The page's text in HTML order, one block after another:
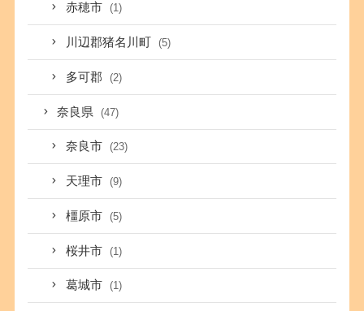
赤穂市 (1)
川辺郡猪名川町 (5)
多可郡 (2)
奈良県 (47)
奈良市 (23)
天理市 (9)
橿原市 (5)
桜井市 (1)
葛城市 (1)